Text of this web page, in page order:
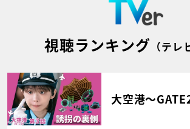
視聴ランキング （テレ
大空港～